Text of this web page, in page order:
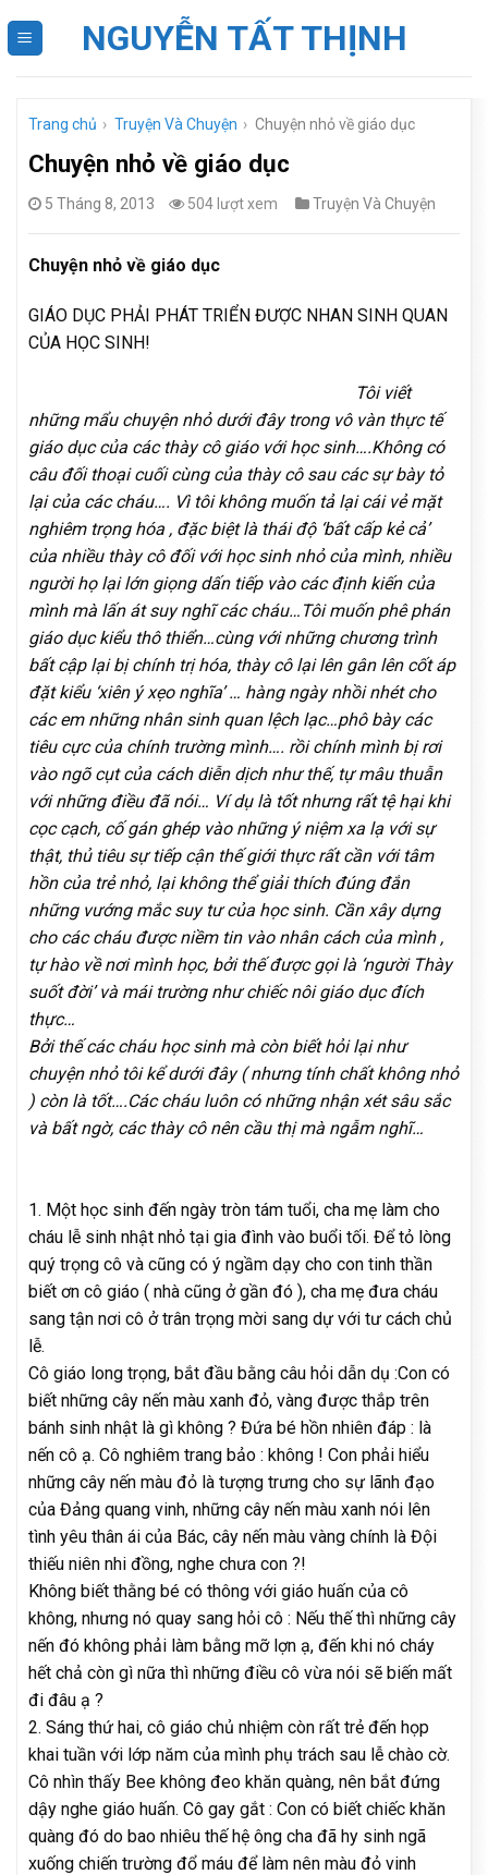
NGUYỄN TẤT THỊNH
Trang chủ › Truyện Và Chuyện › Chuyện nhỏ về giáo dục
Chuyện nhỏ về giáo dục
5 Tháng 8, 2013 504 lượt xem Truyện Và Chuyện
Chuyện nhỏ về giáo dục
GIÁO DỤC PHẢI PHÁT TRIỂN ĐƯỢC NHAN SINH QUAN
CỦA HỌC SINH!
Tôi viết
những mẩu chuyện nhỏ dưới đây trong vô vàn thực tế
giáo dục của các thày cô giáo với học sinh….Không có
câu đối thoại cuối cùng của thày cô sau các sự bày tỏ
lại của các cháu…. Vì tôi không muốn tả lại cái vẻ mặt
nghiêm trọng hóa , đặc biệt là thái độ ‘bất cấp kẻ cả’
của nhiều thày cô đối với học sinh nhỏ của mình, nhiều
người họ lại lớn giọng dấn tiếp vào các định kiến của
mình mà lấn át suy nghĩ các cháu…Tôi muốn phê phán
giáo dục kiểu thô thiển…cùng với những chương trình
bất cập lại bị chính trị hóa, thày cô lại lên gân lên cốt áp
đặt kiểu ‘xiên ý xẹo nghĩa’ … hàng ngày nhồi nhét cho
các em những nhân sinh quan lệch lạc…phô bày các
tiêu cực của chính trường mình…. rồi chính mình bị rơi
vào ngõ cụt của cách diễn dịch như thế, tự mâu thuẫn
với những điều đã nói… Ví dụ là tốt nhưng rất tệ hại khi
cọc cạch, cố gán ghép vào những ý niệm xa lạ với sự
thật, thủ tiêu sự tiếp cận thế giới thực rất cần với tâm
hồn của trẻ nhỏ, lại không thể giải thích đúng đắn
những vướng mắc suy tư của học sinh. Cần xây dựng
cho các cháu được niềm tin vào nhân cách của mình ,
tự hào về nơi mình học, bởi thế được gọi là ‘người Thày
suốt đời’ và mái trường như chiếc nôi giáo dục đích
thực…
Bởi thế các cháu học sinh mà còn biết hỏi lại như
chuyện nhỏ tôi kể dưới đây ( nhưng tính chất không nhỏ
) còn là tốt….Các cháu luôn có những nhận xét sâu sắc
và bất ngờ, các thày cô nên cầu thị mà ngẫm nghĩ…
1. Một học sinh đến ngày tròn tám tuổi, cha mẹ làm cho
cháu lễ sinh nhật nhỏ tại gia đình vào buổi tối. Để tỏ lòng
quý trọng cô và cũng có ý ngầm dạy cho con tinh thần
biết ơn cô giáo ( nhà cũng ở gần đó ), cha mẹ đưa cháu
sang tận nơi cô ở trân trọng mời sang dự với tư cách chủ
lễ.
Cô giáo long trọng, bắt đầu bằng câu hỏi dẫn dụ :Con có
biết những cây nến màu xanh đỏ, vàng được thắp trên
bánh sinh nhật là gì không ? Đứa bé hồn nhiên đáp : là
nến cô ạ. Cô nghiêm trang bảo : không ! Con phải hiểu
những cây nến màu đỏ là tượng trưng cho sự lãnh đạo
của Đảng quang vinh, những cây nến màu xanh nói lên
tình yêu thân ái của Bác, cây nến màu vàng chính là Đội
thiếu niên nhi đồng, nghe chưa con ?!
Không biết thằng bé có thông với giáo huấn của cô
không, nhưng nó quay sang hỏi cô : Nếu thế thì những cây
nến đó không phải làm bằng mỡ lợn ạ, đến khi nó cháy
hết chả còn gì nữa thì những điều cô vừa nói sẽ biến mất
đi đâu ạ ?
2. Sáng thứ hai, cô giáo chủ nhiệm còn rất trẻ đến họp
khai tuần với lớp năm của mình phụ trách sau lễ chào cờ.
Cô nhìn thấy Bee không đeo khăn quàng, nên bắt đứng
dậy nghe giáo huấn. Cô gay gắt : Con có biết chiếc khăn
quàng đó do bao nhiêu thế hệ ông cha đã hy sinh ngã
xuống chiến trường đổ máu để làm nên màu đỏ vinh